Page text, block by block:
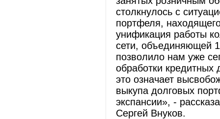
столкнулось с
портфеля,
унификация работы
сети, объединяющей
позволило нам уже
обработки
это означает
выкупа долговых
экспансии», -
Сергей Внуков.